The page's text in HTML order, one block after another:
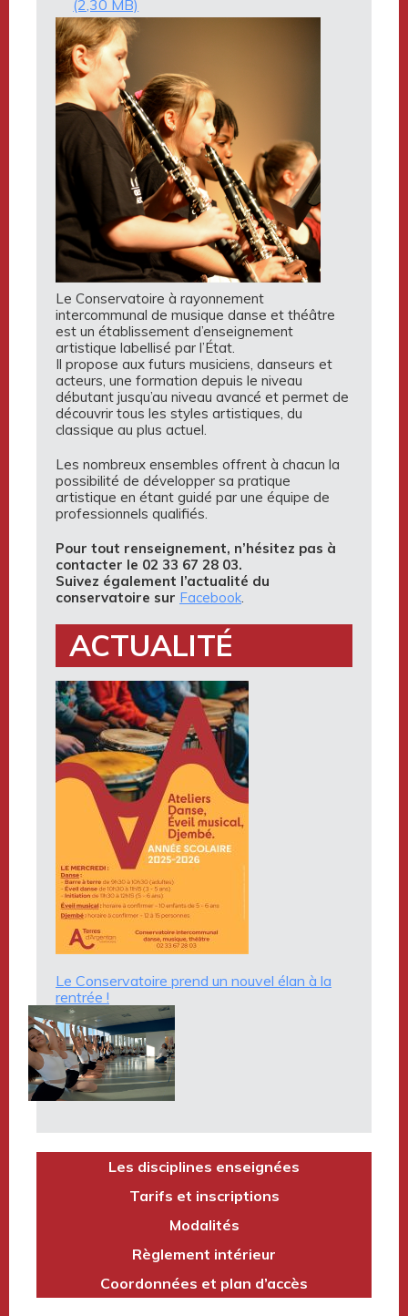
Le Conservatoire à rayonnement
intercommunal de musique danse et théâtre
est un établissement d’enseignement
artistique labellisé par l’État.
Il propose aux futurs musiciens, danseurs et
acteurs, une formation depuis le niveau
débutant jusqu’au niveau avancé et permet de
découvrir tous les styles artistiques, du
classique au plus actuel.
Les nombreux ensembles offrent à chacun la
possibilité de développer sa pratique
artistique en étant guidé par une équipe de
professionnels qualifiés.
Pour tout renseignement, n’hésitez pas à
contacter le 02 33 67 28 03.
Suivez également l’actualité du
conservatoire sur Facebook.
ACTUALITÉ
Le Conservatoire prend un nouvel élan à la
rentrée !
Les disciplines enseignées
Tarifs et inscriptions
Modalités
Règlement intérieur
Coordonnées et plan d’accès